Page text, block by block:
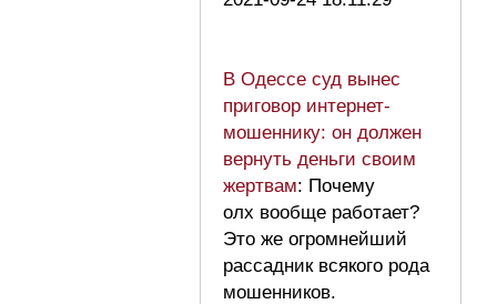
В Одессе суд вынес
приговор интернет-
мошеннику: он должен
вернуть деньги своим
жертвам: Почему
олх вообще работает?
Это же огромнейший
рассадник всякого рода
мошенников.